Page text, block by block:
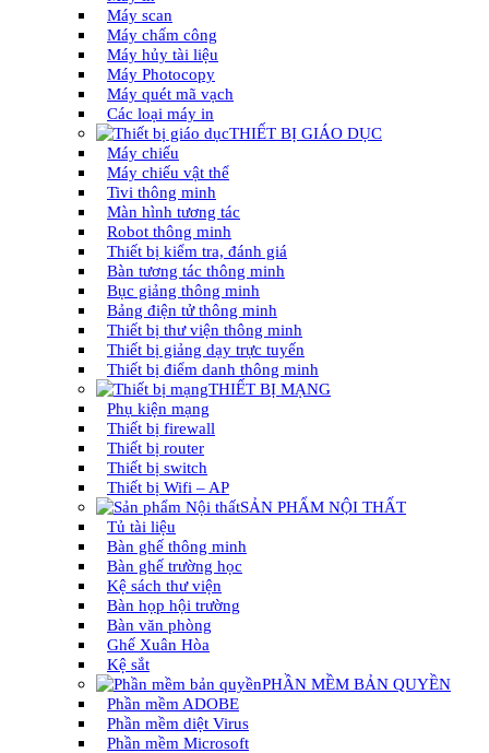
Máy scan
Máy chấm công
Máy hủy tài liệu
Máy Photocopy
Máy quét mã vạch
Các loại máy in
THIẾT BỊ GIÁO DỤC
Máy chiếu
Máy chiếu vật thể
Tivi thông minh
Màn hình tương tác
Robot thông minh
Thiết bị kiểm tra, đánh giá
Bàn tương tác thông minh
Bục giảng thông minh
Bảng điện tử thông minh
Thiết bị thư viện thông minh
Thiết bị giảng dạy trực tuyến
Thiết bị điểm danh thông minh
THIẾT BỊ MẠNG
Phụ kiện mạng
Thiết bị firewall
Thiết bị router
Thiết bị switch
Thiết bị Wifi – AP
SẢN PHẨM NỘI THẤT
Tủ tài liệu
Bàn ghế thông minh
Bàn ghế trường học
Kệ sách thư viện
Bàn họp hội trường
Bàn văn phòng
Ghế Xuân Hòa
Kệ sắt
PHẦN MỀM BẢN QUYỀN
Phần mềm ADOBE
Phần mềm diệt Virus
Phần mềm Microsoft